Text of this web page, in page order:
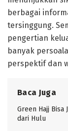
berbagai
tersinggung.
pengertian
banyak
perspektif dan
Baca Juga
Green Hajj Bisa
dari Hulu